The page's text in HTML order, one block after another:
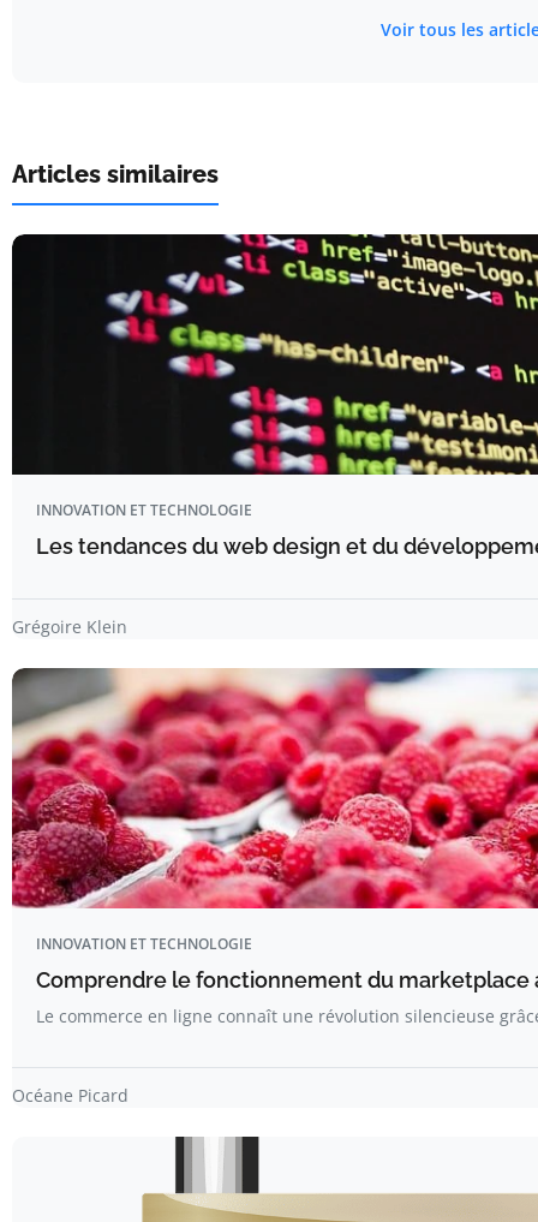
Voir tous les
Articles similaires
INNOVATION ET TECHNOLOGIE
Les tendances du web design et du
Grégoire Klein
INNOVATION ET TECHNOLOGIE
Comprendre le fonctionnement du marketplace
Le commerce en ligne connaît une révolution silencieuse
Océane Picard